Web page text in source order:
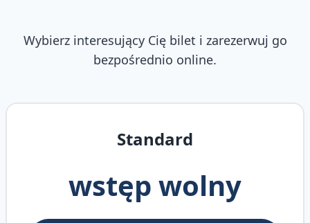
Wybierz interesujący Cię bilet i zarezerwuj go
bezpośrednio online.
Standard
wstęp wolny